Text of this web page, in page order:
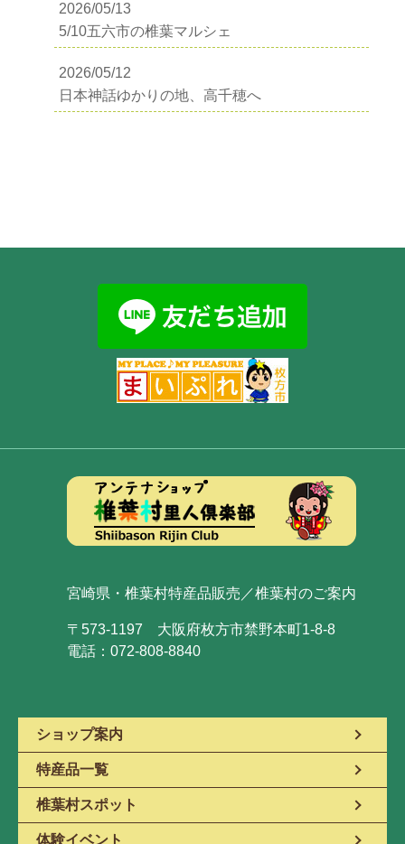
2026/05/13
5/10五六市の椎葉マルシェ
2026/05/12
日本神話ゆかりの地、高千穂へ
宮崎県・椎葉村特産品販売／椎葉村のご案内
〒573-1197 大阪府枚方市禁野本町1-8-8
電話：072-808-8840
ショップ案内
特産品一覧
椎葉村スポット
体験イベント